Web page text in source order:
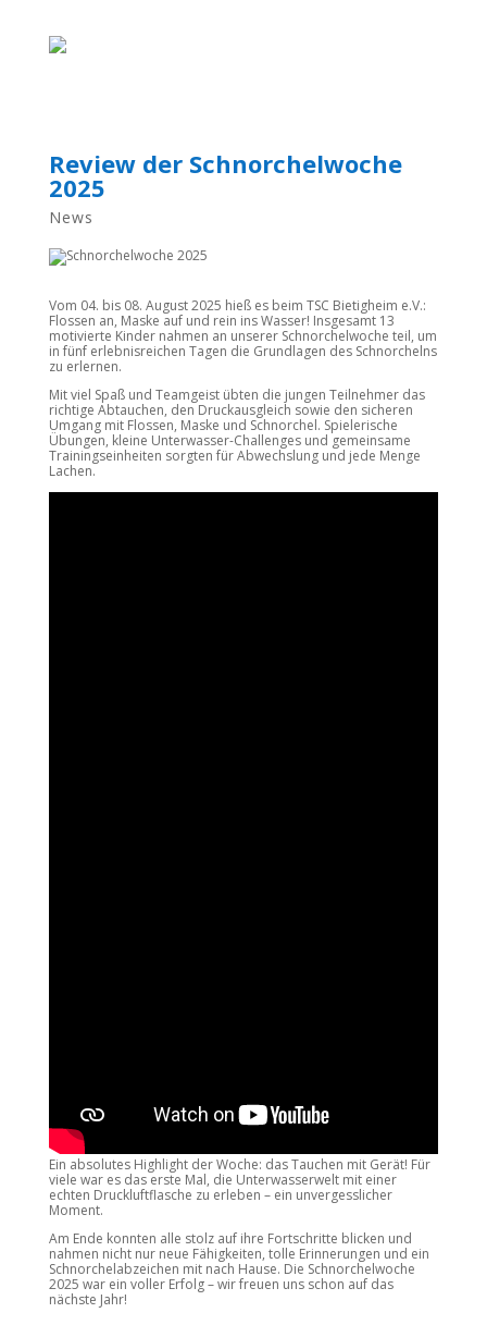
Review der Schnorchelwoche
2025
News
Vom 04. bis 08. August 2025 hieß es beim TSC Bietigheim e.V.:
Flossen an, Maske auf und rein ins Wasser! Insgesamt 13
motivierte Kinder nahmen an unserer Schnorchelwoche teil, um
in fünf erlebnisreichen Tagen die Grundlagen des Schnorchelns
zu erlernen.
Mit viel Spaß und Teamgeist übten die jungen Teilnehmer das
richtige Abtauchen, den Druckausgleich sowie den sicheren
Umgang mit Flossen, Maske und Schnorchel. Spielerische
Übungen, kleine Unterwasser-Challenges und gemeinsame
Trainingseinheiten sorgten für Abwechslung und jede Menge
Lachen.
Ein absolutes Highlight der Woche: das Tauchen mit Gerät! Für
viele war es das erste Mal, die Unterwasserwelt mit einer
echten Druckluftflasche zu erleben – ein unvergesslicher
Moment.
Am Ende konnten alle stolz auf ihre Fortschritte blicken und
nahmen nicht nur neue Fähigkeiten, tolle Erinnerungen und ein
Schnorchelabzeichen mit nach Hause. Die Schnorchelwoche
2025 war ein voller Erfolg – wir freuen uns schon auf das
nächste Jahr!